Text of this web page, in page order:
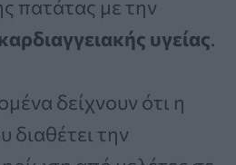
πατάτας με την
υγείας.
δείχνουν ότι η
την